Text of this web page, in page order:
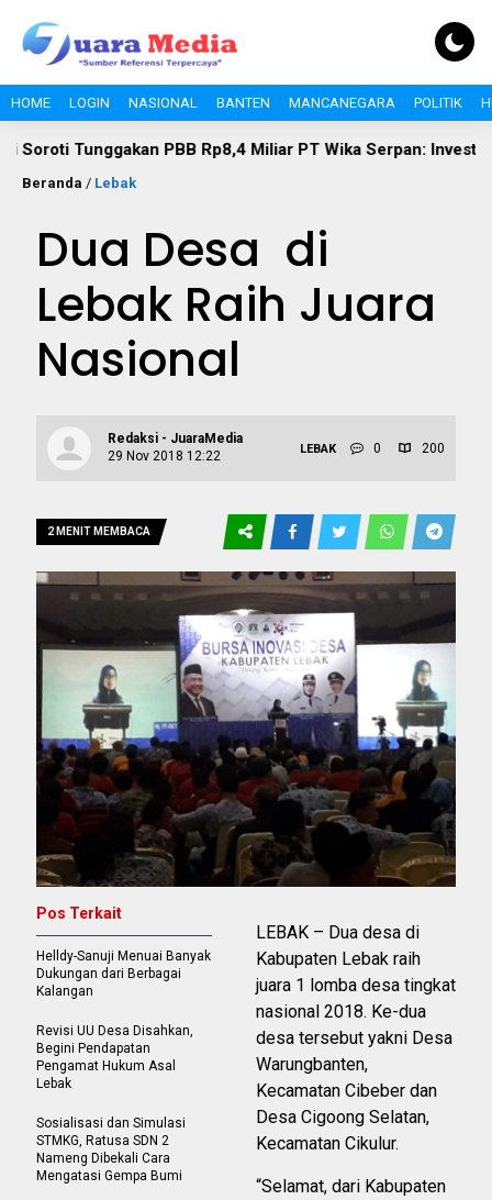
HOME LOGIN NASIONAL BANTEN MANCANEGARA POLITIK
PBB Rp8,4 Miliar PT Wika Serpan: Investor Besar
Beranda / Lebak
Dua Desa di
Lebak Raih Juara
Nasional
Redaksi - JuaraMedia
29 Nov 2018 12:22
LEBAK 0 200
2 MENIT MEMBACA
LEBAK – Dua desa di
Kabupaten Lebak raih
juara 1 lomba desa tingkat
nasional 2018. Ke-dua
desa tersebut yakni Desa
Warungbanten,
Kecamatan Cibeber dan
Desa Cigoong Selatan,
Kecamatan Cikulur.
“Selamat, dari Kabupaten
Pos Terkait
Helldy-Sanuji Menuai Banyak
Dukungan dari Berbagai
Kalangan
Revisi UU Desa Disahkan,
Begini Pendapatan
Pengamat Hukum Asal
Lebak
Sosialisasi dan Simulasi
STMKG, Ratusa SDN 2
Nameng Dibekali Cara
Mengatasi Gempa Bumi